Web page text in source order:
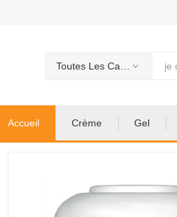
Accueil Crème Gel